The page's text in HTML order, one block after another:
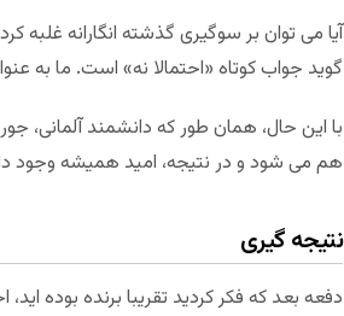
گوید جواب کوتاه «احتمالا نه» است. ما به
با این حال، همان طور که دانشمند آلمانی،
هم می شود و در نتیجه، امید همیشه وجود
نتیجه گیری
دفعه بعد که فکر کردید تقریبا برنده بوده